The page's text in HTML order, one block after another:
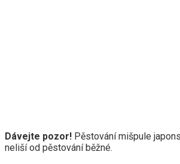
Dávejte pozor! Pěstování mišpule
neliší od pěstování běžné.